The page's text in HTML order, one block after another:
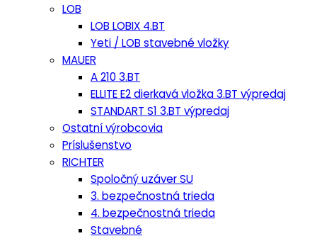
LOB
LOB LOBIX 4.BT
Yeti / LOB stavebné vložky
MAUER
A 210 3.BT
ELLITE E2 dierkavá vložka 3.BT výpredaj
STANDART S1 3.BT výpredaj
Ostatní výrobcovia
Príslušenstvo
RICHTER
Spoločný uzáver SU
3. bezpečnostná trieda
4. bezpečnostná trieda
Stavebné